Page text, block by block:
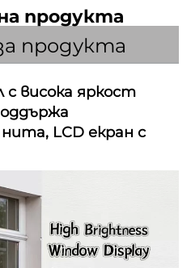
продукта
продукта
с висока яркост
нита, LCD екран с